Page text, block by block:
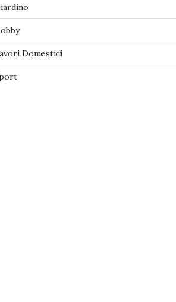
Domestici